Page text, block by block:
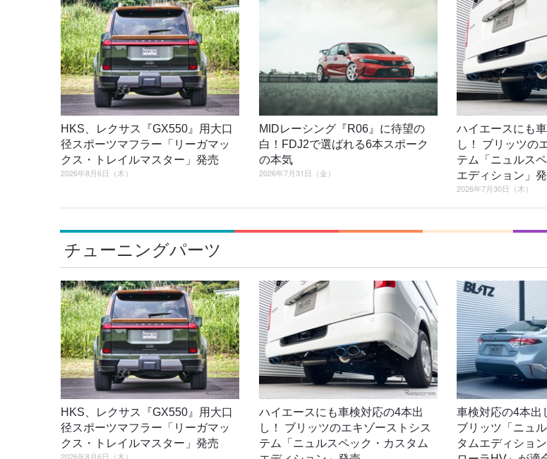
HKS、レクサス『GX550』用大口
径スポーツマフラー「リーガマッ
クス・トレイルマスター」発売
2026年8月6日（木）
MIDレーシング『R06』に待望の
白！FDJ2で選ばれる6本スポーク
の本気
2026年7月31日（金）
ハイエースにも
し！ ブリッツの
テム「ニュルス
エディション」
2026年7月30日（木）
チューニングパーツ
HKS、レクサス『GX550』用大口
径スポーツマフラー「リーガマッ
クス・トレイルマスター」発売
2026年8月6日（木）
ハイエースにも車検対応の4本出
し！ ブリッツのエキゾーストシス
テム「ニュルスペック・カスタム
車検対応の4本出
ブリッツ「ニュ
タムエディショ